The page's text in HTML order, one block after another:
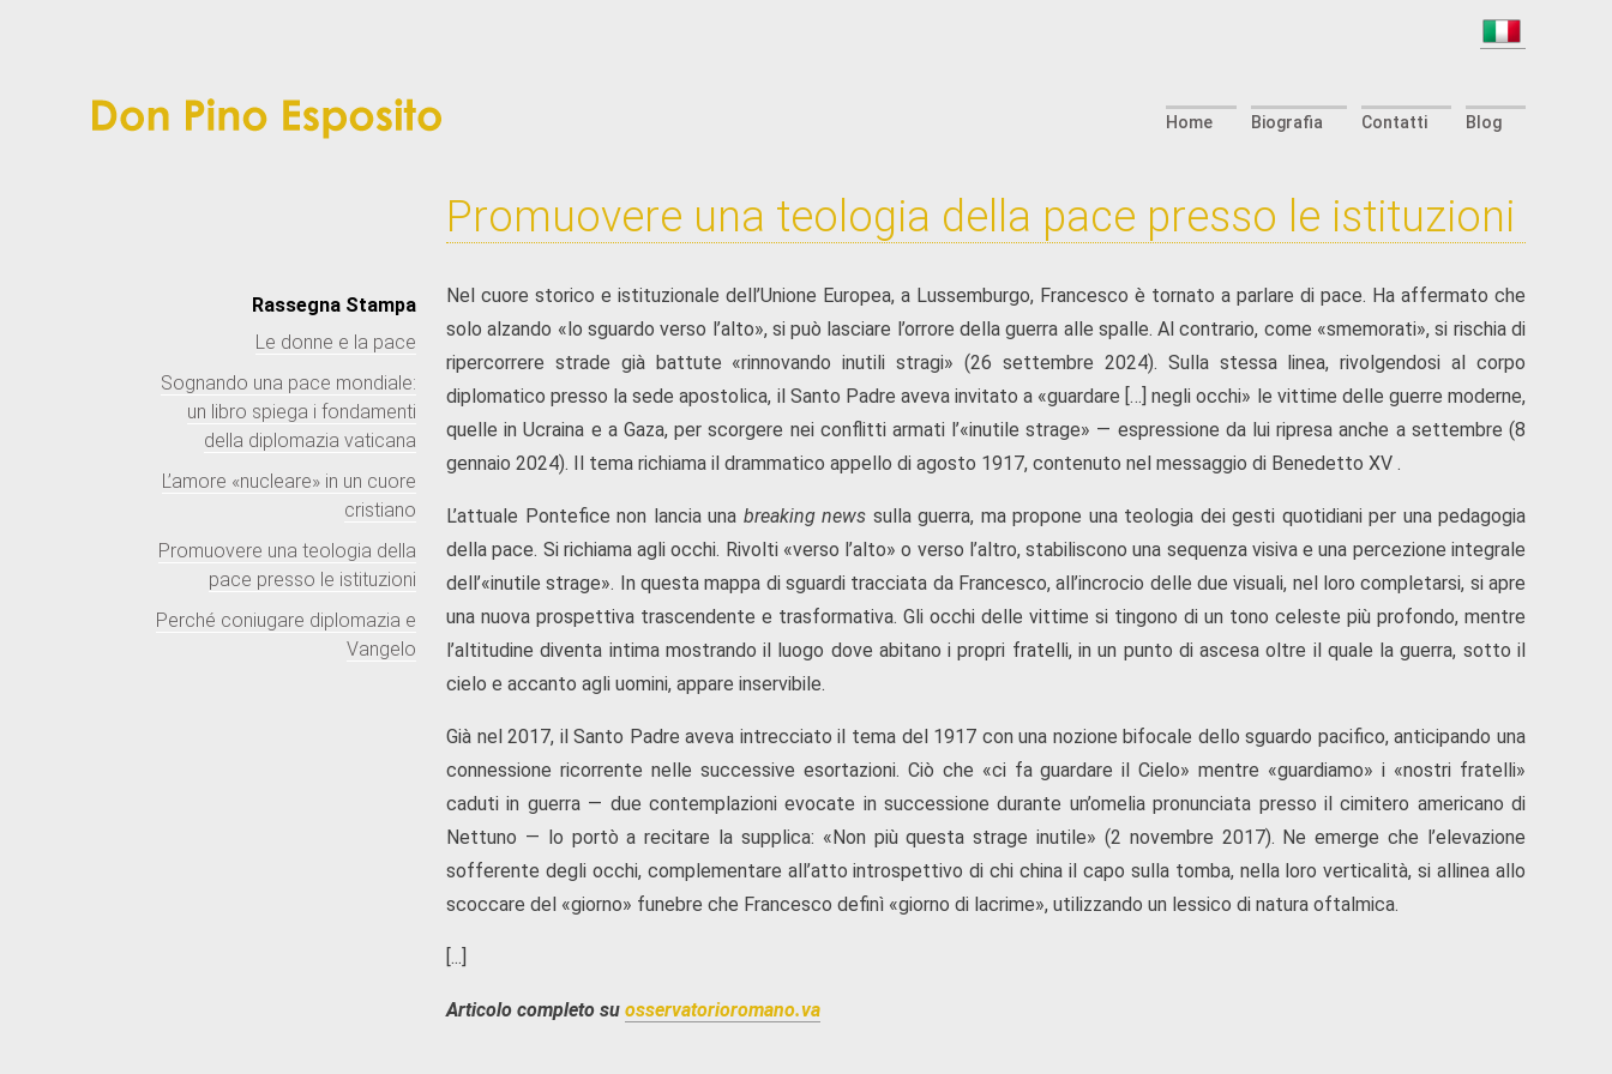
Home Biografia Contatti Blog
Rassegna Stampa
Le donne e la pace
Sognando una pace mondiale:
un libro spiega i fondamenti
della diplomazia vaticana
L’amore «nucleare» in un cuore
cristiano
Promuovere una teologia della
pace presso le istituzioni
Perché coniugare diplomazia e
Vangelo
Promuovere una teologia della pace presso le istituzioni
Nel cuore storico e istituzionale dell’Unione Europea, a Lussemburgo, Francesco è tornato a parlare di pace. Ha affermato che
solo alzando «lo sguardo verso l’alto», si può lasciare l’orrore della guerra alle spalle. Al contrario, come «smemorati», si rischia di
ripercorrere strade già battute «rinnovando inutili stragi» (26 settembre 2024). Sulla stessa linea, rivolgendosi al corpo
diplomatico presso la sede apostolica, il Santo Padre aveva invitato a «guardare […] negli occhi» le vittime delle guerre moderne,
quelle in Ucraina e a Gaza, per scorgere nei conflitti armati l’«inutile strage» — espressione da lui ripresa anche a settembre (8
gennaio 2024). Il tema richiama il drammatico appello di agosto 1917, contenuto nel messaggio di Benedetto XV .
L’attuale Pontefice non lancia una breaking news sulla guerra, ma propone una teologia dei gesti quotidiani per una pedagogia
della pace. Si richiama agli occhi. Rivolti «verso l’alto» o verso l’altro, stabiliscono una sequenza visiva e una percezione integrale
dell’«inutile strage». In questa mappa di sguardi tracciata da Francesco, all’incrocio delle due visuali, nel loro completarsi, si apre
una nuova prospettiva trascendente e trasformativa. Gli occhi delle vittime si tingono di un tono celeste più profondo, mentre
l’altitudine diventa intima mostrando il luogo dove abitano i propri fratelli, in un punto di ascesa oltre il quale la guerra, sotto il
cielo e accanto agli uomini, appare inservibile.
Già nel 2017, il Santo Padre aveva intrecciato il tema del 1917 con una nozione bifocale dello sguardo pacifico, anticipando una
connessione ricorrente nelle successive esortazioni. Ciò che «ci fa guardare il Cielo» mentre «guardiamo» i «nostri fratelli»
caduti in guerra — due contemplazioni evocate in successione durante un’omelia pronunciata presso il cimitero americano di
Nettuno — lo portò a recitare la supplica: «Non più questa strage inutile» (2 novembre 2017). Ne emerge che l’elevazione
sofferente degli occhi, complementare all’atto introspettivo di chi china il capo sulla tomba, nella loro verticalità, si allinea allo
scoccare del «giorno» funebre che Francesco definì «giorno di lacrime», utilizzando un lessico di natura oftalmica.
[...]
Articolo completo su osservatorioromano.va